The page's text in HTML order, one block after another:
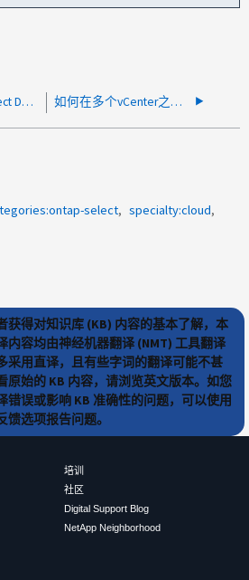
如何在ONTAP Select Deploy中管理vCenter 如何在多个vCenter之间迁移ONTAP Select
select
specialty:cloud
获得对知识库 (KB) 内容的基本了解，本
内容均由神经机器翻译 (NMT) 工具翻译
采用直译，且有些字词的翻译可能不甚
原始的 KB 内容，请浏览英文版本。如您
错误或影响 KB 准确性的问题，可以使用
馈选项报告问题。
培训
社区
Digital Support Blog
NetApp Neighborhood